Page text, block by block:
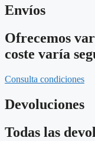
Envíos
Ofrecemos
coste varía
Consulta condiciones
Devoluciones
Todas las